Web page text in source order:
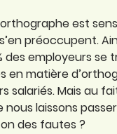
de ses
langue
nos
est
préoccupent.
des employeurs
en matière
salariés. Mais au
nous laissons
des fautes ?